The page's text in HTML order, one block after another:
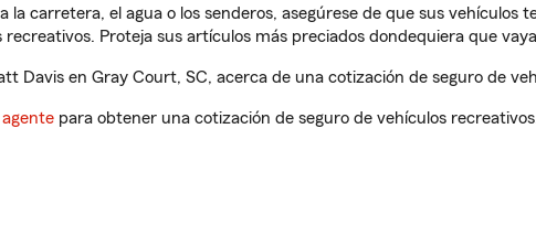
la carretera, el agua o los senderos, asegúrese de que sus vehículos
Proteja sus artículos más preciados dondequiera que
Davis en Gray Court, SC, acerca de una cotización de seguro de
para obtener una cotización de seguro de vehículos